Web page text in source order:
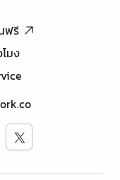
ฟรี
มง